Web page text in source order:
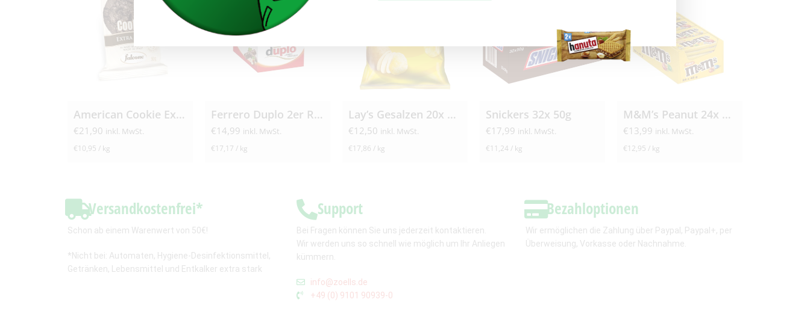
American Cookie Extra Dark 40x 50g
€21,90 inkl. MwSt.
€ 10,95 / kg
Ferrero Duplo 2er Riegel 24x 36,4g
€14,99 inkl. MwSt.
€ 17,17 / kg
Lay’s Gesalzen 20x 35g
€12,50 inkl. MwSt.
€ 17,86 / kg
Snickers 32x 50g
€17,99 inkl. MwSt.
€ 11,24 / kg
M&M’s Peanut 24x 45g
€13,99 inkl. MwSt.
€ 12,95 / kg
Versandkostenfrei*
Schon ab einem Warenwert von 50€!
*Nicht bei: Automaten, Hygiene-Desinfektionsmittel,
Getränken, Lebensmittel und Entkalker extra stark
Support
Bei Fragen können Sie uns jederzeit kontaktieren.
Wir werden uns so schnell wie möglich um Ihr Anliegen
kümmern.
info@zoells.de
+49 (0) 9101 90939-0
Bezahloptionen
Wir ermöglichen die Zahlung über Paypal, Paypal+, per
Überweisung, Vorkasse oder Nachnahme.